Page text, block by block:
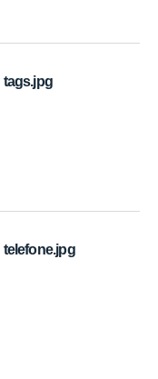
tags.jpg
telefone.jpg